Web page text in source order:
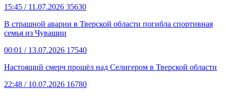
15:45 / 11.07.2026 35630
В страшной аварии в Тверской области погибла спортивная
семья из Чувашии
00:01 / 13.07.2026 17540
Настоящий смерч прошёл над Селигером в Тверской области
22:48 / 10.07.2026 16780